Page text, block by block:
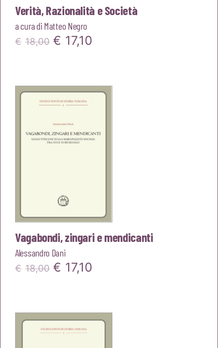
Verità, Razionalità e Società
a cura di Matteo Negro
€ 18,00 Il
era:
€ 17,10
è:
Vagabondi, zingari e mendicanti
Alessandro Dani
€ 18,00 Il
era:
€18,00.
€ 17,10
è: